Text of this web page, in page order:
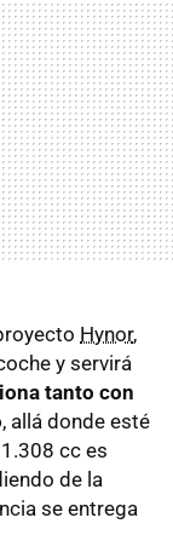
Hynor,
y servirá
tanto con
, allá donde esté
cc es
de la
se entrega